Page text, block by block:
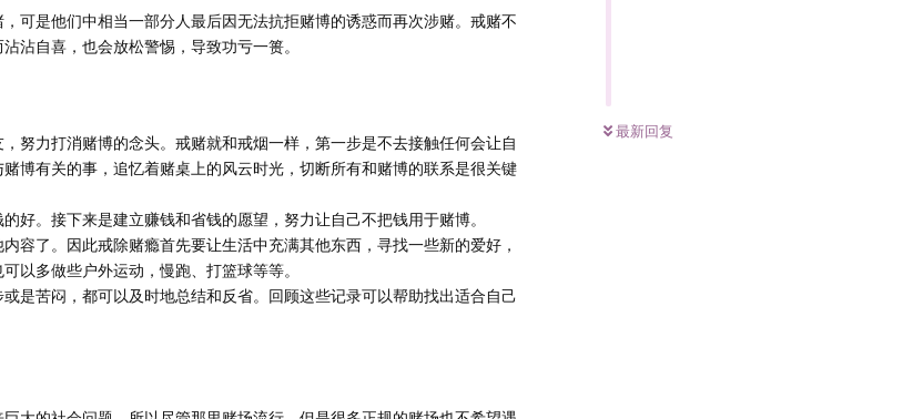
最新回复
可是他们中相当一部分人最后因无法抗拒赌博的诱惑而再次涉赌。戒赌不
沾自喜，也会放松警惕，导致功亏一篑。
努力打消赌博的念头。戒赌就和戒烟一样，第一步是不去接触任何会让自
博有关的事，追忆着赌桌上的风云时光，切断所有和赌博的联系是很关键
好。接下来是建立赚钱和省钱的愿望，努力让自己不把钱用于赌博。
容了。因此戒除赌瘾首先要让生活中充满其他东西，寻找一些新的爱好，
以多做些户外运动，慢跑、打篮球等等。
是苦闷，都可以及时地总结和反省。回顾这些记录可以帮助找出适合自己